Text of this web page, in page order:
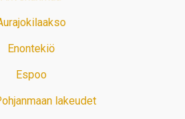
Enontekiö
Espoo
lakeudet